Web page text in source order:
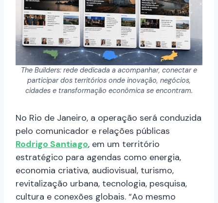
The Builders: rede dedicada a acompanhar, conectar e
participar dos territórios onde inovação, negócios,
cidades e transformação econômica se encontram.
No Rio de Janeiro, a operação será conduzida
pelo comunicador e relações públicas
Rodrigo Santiago, em um território
estratégico para agendas como energia,
economia criativa, audiovisual, turismo,
revitalização urbana, tecnologia, pesquisa,
cultura e conexões globais. “Ao mesmo